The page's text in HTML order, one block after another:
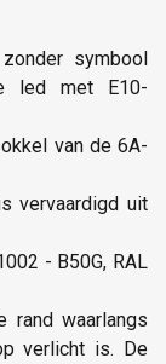
symbool
led met E10-
van de 6A-
vervaardigd uit
- B50G, RAL
rand waarlangs
verlicht is. De